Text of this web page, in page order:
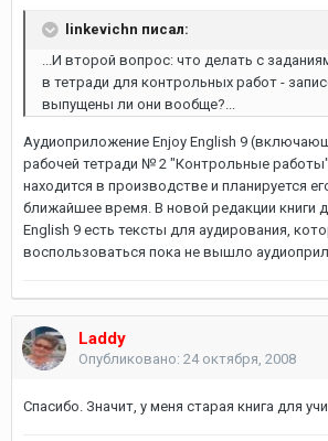
linkevichn писал:
...И второй вопрос: что делать с
в тетради для контрольных работ -
выпущены ли они вообще?...
Аудиоприложение Enjoy English 9
рабочей тетради № 2 "Контрольные
находится в производстве и планируется
ближайшее время. В новой редакции книги
English 9 есть тексты для аудирования,
воспользоваться пока не вышло
Laddy
Опубликовано: 24 октября, 2008
Спасибо. Значит, у меня старая книга для